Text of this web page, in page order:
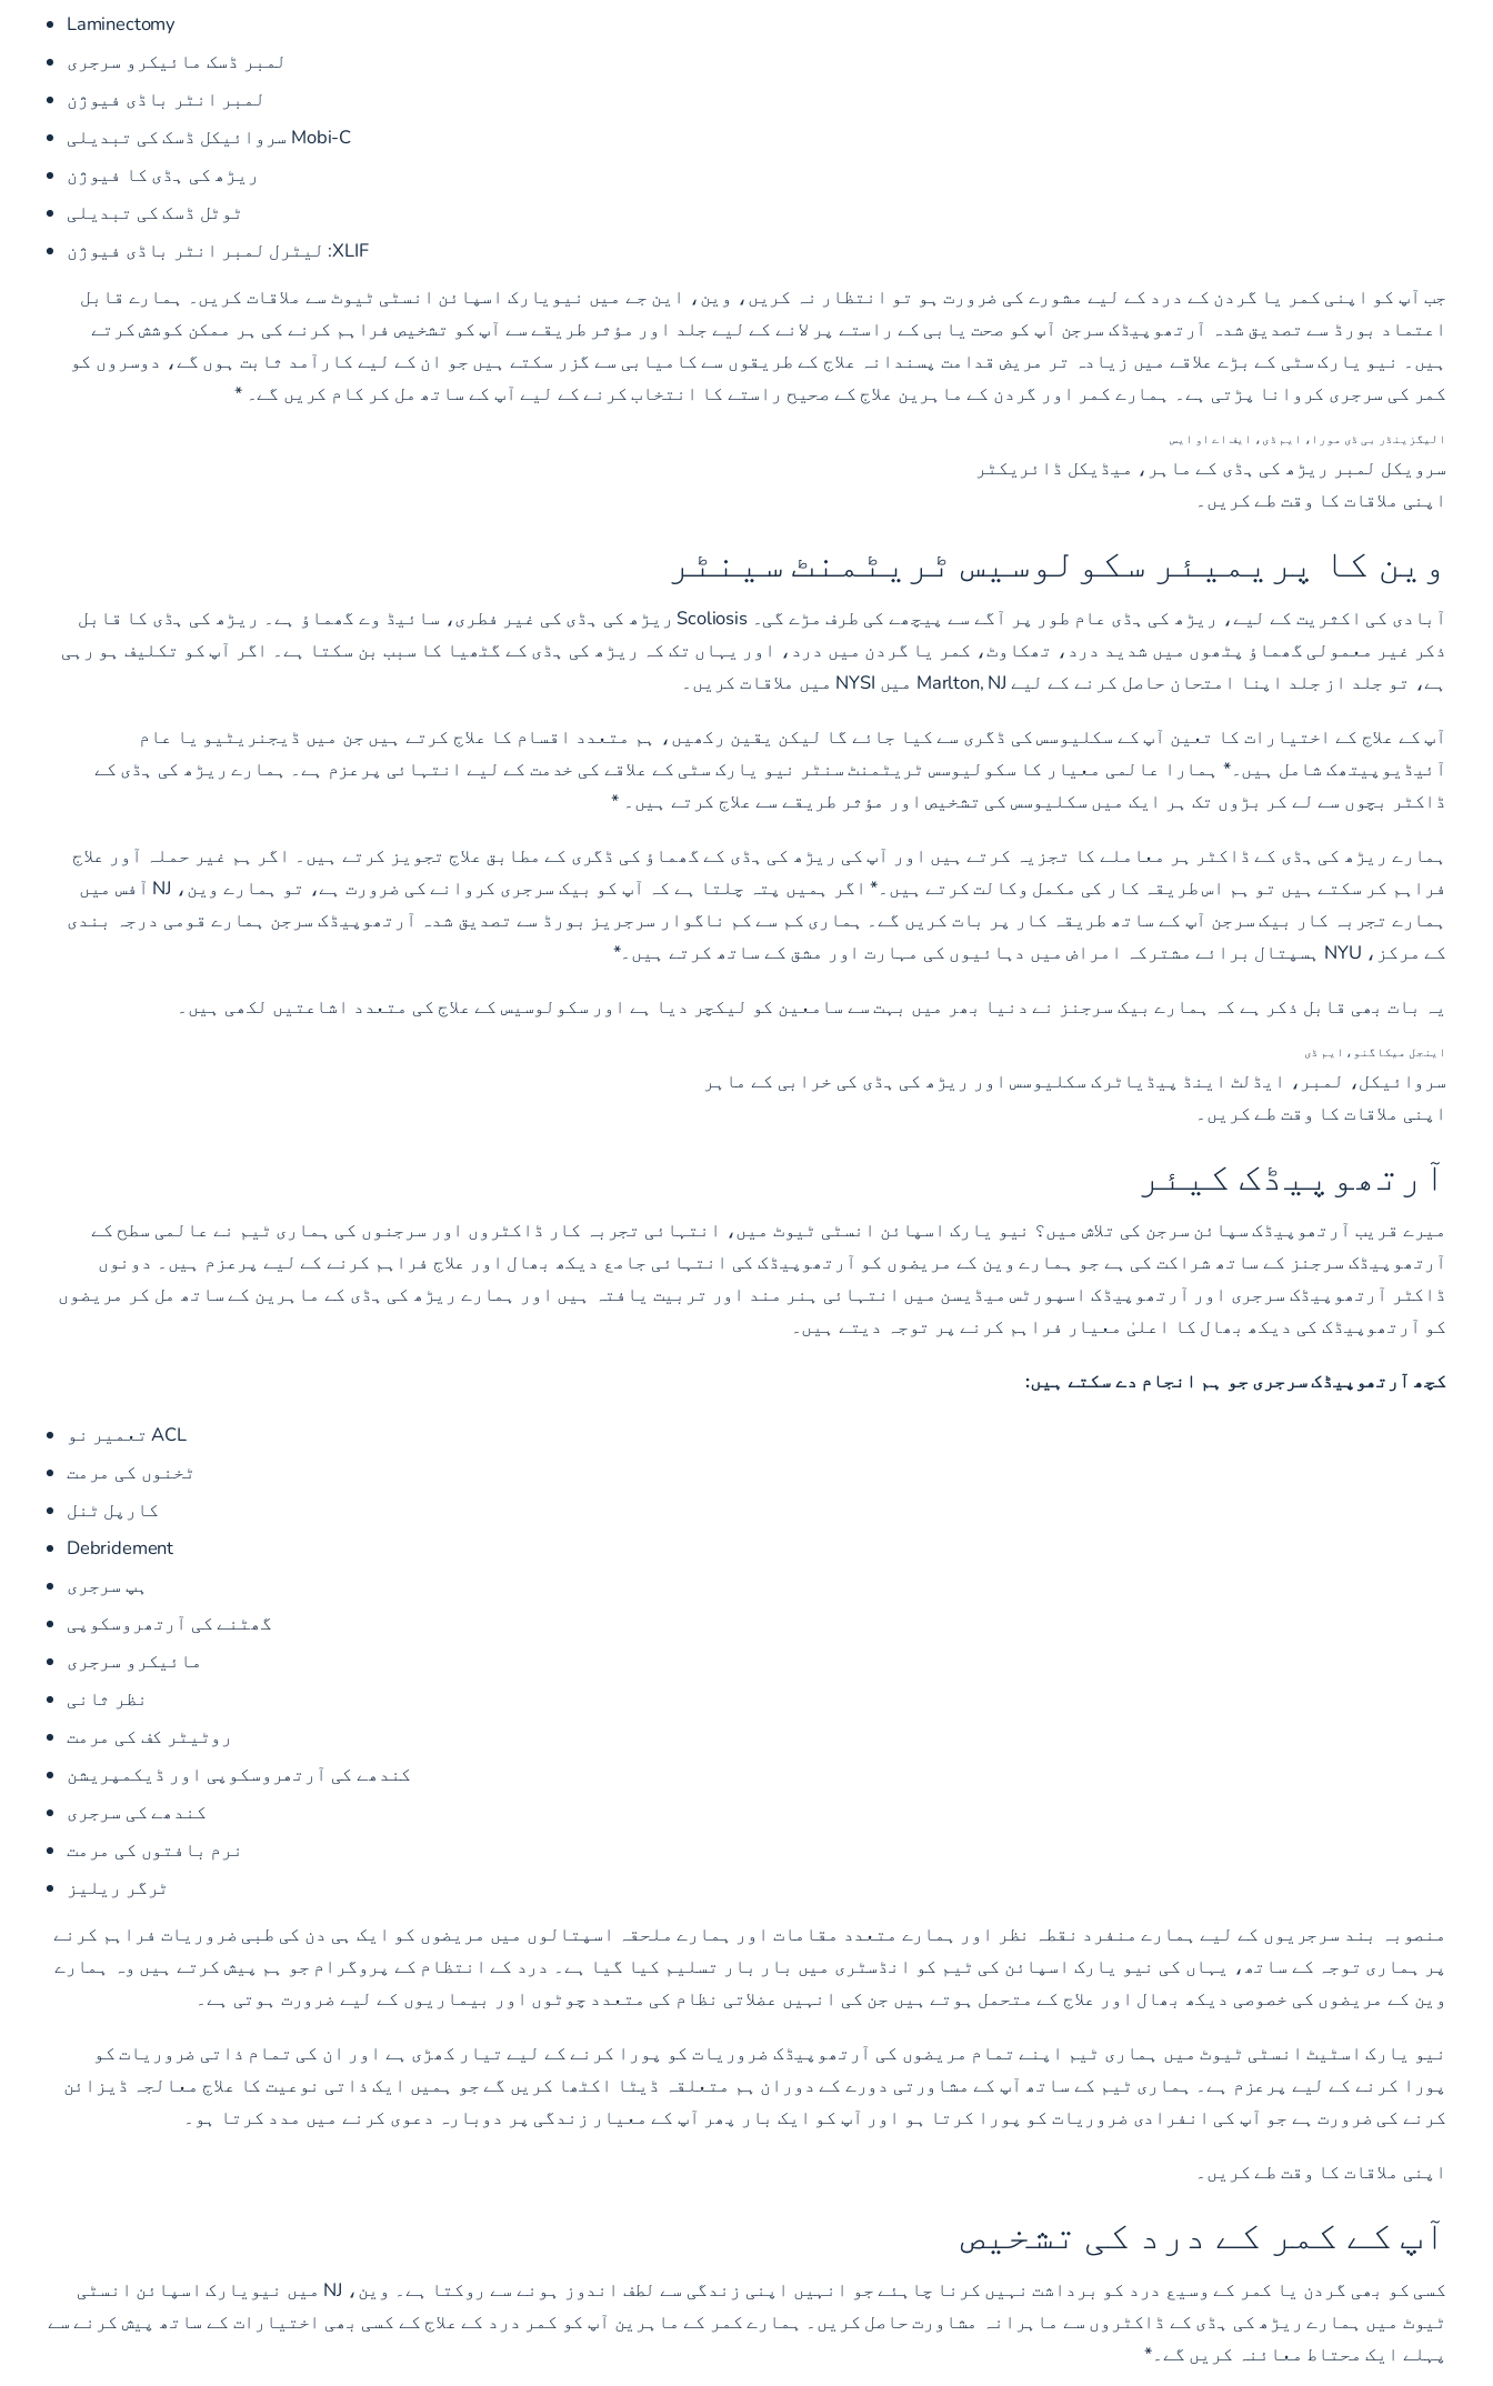
Laminectomy
لمبر ڈسک مائیکرو سرجری
لمبر انٹر باڈی فیوژن
Mobi-C سروائیکل ڈسک کی تبدیلی
ریڑھ کی ہڈی کا فیوژن
ٹوٹل ڈسک کی تبدیلی
XLIF: لیٹرل لمبر انٹر باڈی فیوژن
جب آپ کو اپنی کمر یا گردن کے درد کے لیے مشورے کی ضرورت ہو تو انتظار نہ کریں، وین، این جے میں نیویارک اسپائن انسٹی ٹیوٹ سے ملاقات کریں۔ ہمارے قابل
اعتماد بورڈ سے تصدیق شدہ آرتھوپیڈک سرجن آپ کو صحت یابی کے راستے پر لانے کے لیے جلد اور مؤثر طریقے سے آپ کو تشخیص فراہم کرنے کی ہر ممکن کوشش کرتے
ہیں۔ نیو یارک سٹی کے بڑے علاقے میں زیادہ تر مریض قدامت پسندانہ علاج کے طریقوں سے کامیابی سے گزر سکتے ہیں جو ان کے لیے کارآمد ثابت ہوں گے، دوسروں کو
کمر کی سرجری کروانا پڑتی ہے۔ ہمارے کمر اور گردن کے ماہرین علاج کے صحیح راستے کا انتخاب کرنے کے لیے آپ کے ساتھ مل کر کام کریں گے۔ *
الیگزینڈر بی ڈی مورا، ایم ڈی، ایف اے او ایس
سرویکل لمبر ریڑھ کی ہڈی کے ماہر، میڈیکل ڈائریکٹر
اپنی ملاقات کا وقت طے کریں۔
وین کا پریمیئر سکولوسیس ٹریٹمنٹ سینٹر
آبادی کی اکثریت کے لیے، ریڑھ کی ہڈی عام طور پر آگے سے پیچھے کی طرف مڑے گی۔ Scoliosis ریڑھ کی ہڈی کی غیر فطری، سائیڈ وے گھماؤ ہے۔ ریڑھ کی ہڈی کا قابل
ذکر غیر معمولی گھماؤ پٹھوں میں شدید درد، تھکاوٹ، کمر یا گردن میں درد، اور یہاں تک کہ ریڑھ کی ہڈی کے گٹھیا کا سبب بن سکتا ہے۔ اگر آپ کو تکلیف ہو رہی
ہے، تو جلد از جلد اپنا امتحان حاصل کرنے کے لیے Marlton, NJ میں NYSI میں ملاقات کریں۔
آپ کے علاج کے اختیارات کا تعین آپ کے سکلیوسس کی ڈگری سے کیا جائے گا لیکن یقین رکھیں، ہم متعدد اقسام کا علاج کرتے ہیں جن میں ڈیجنریٹیو یا عام
آئیڈیوپیتھک شامل ہیں۔* ہمارا عالمی معیار کا سکولیوسس ٹریٹمنٹ سنٹر
نیو یارک سٹی کے علاقے کی خدمت کے لیے انتہائی پرعزم ہے۔ ہمارے ریڑھ کی ہڈی کے
ڈاکٹر بچوں سے لے کر بڑوں تک ہر ایک میں سکلیوسس کی تشخیص اور مؤثر طریقے سے علاج کرتے ہیں۔ *
ہمارے ریڑھ کی ہڈی کے ڈاکٹر ہر معاملے کا تجزیہ کرتے ہیں اور آپ کی ریڑھ کی ہڈی کے گھماؤ کی ڈگری کے مطابق علاج تجویز کرتے ہیں۔ اگر ہم غیر حملہ آور علاج
فراہم کر سکتے ہیں تو ہم اس طریقہ کار کی مکمل وکالت کرتے ہیں۔* اگر ہمیں پتہ چلتا ہے کہ آپ کو بیک سرجری کروانے کی ضرورت ہے، تو ہمارے وین، NJ آفس میں
ہمارے تجربہ کار بیک سرجن آپ کے ساتھ طریقہ کار پر بات کریں گے۔ ہماری کم سے کم ناگوار سرجریز بورڈ سے تصدیق شدہ آرتھوپیڈک سرجن ہمارے قومی درجہ بندی
کے مرکز، NYU ہسپتال برائے مشترکہ امراض میں دہائیوں کی مہارت اور مشق کے ساتھ کرتے ہیں۔*
یہ بات بھی قابل ذکر ہے کہ ہمارے بیک سرجنز نے دنیا بھر میں بہت سے سامعین کو لیکچر دیا ہے اور سکولوسیس کے علاج کی متعدد اشاعتیں لکھی ہیں۔
اینجل میکاگنو، ایم ڈی
سروائیکل، لمبر، ایڈلٹ اینڈ پیڈیاٹرک سکلیوسس اور ریڑھ کی ہڈی کی خرابی کے ماہر
اپنی ملاقات کا وقت طے کریں۔
آرتھوپیڈک کیئر
میرے قریب آرتھوپیڈک سپائن سرجن کی تلاش میں؟ نیو یارک اسپائن انسٹی ٹیوٹ میں، انتہائی تجربہ کار ڈاکٹروں اور سرجنوں کی ہماری ٹیم نے عالمی سطح کے
آرتھوپیڈک سرجنز کے ساتھ شراکت کی ہے جو ہمارے وین کے مریضوں کو آرتھوپیڈک کی انتہائی جامع دیکھ بھال اور علاج فراہم کرنے کے لیے پرعزم ہیں۔ دونوں
ڈاکٹر آرتھوپیڈک سرجری اور آرتھوپیڈک اسپورٹس میڈیسن میں انتہائی ہنر مند اور تربیت یافتہ ہیں اور ہمارے ریڑھ کی ہڈی کے ماہرین کے ساتھ مل کر مریضوں
کو آرتھوپیڈک کی دیکھ بھال کا اعلیٰ معیار فراہم کرنے پر توجہ دیتے ہیں۔
کچھ آرتھوپیڈک سرجری جو ہم انجام دے سکتے ہیں:
ACL تعمیر نو
ٹخنوں کی مرمت
کارپل ٹنل
Debridement
ہپ سرجری
گھٹنے کی آرتھروسکوپی
مائیکرو سرجری
نظر ثانی
روٹیٹر کف کی مرمت
کندھے کی آرتھروسکوپی اور ڈیکمپریشن
کندھے کی سرجری
نرم بافتوں کی مرمت
ٹرگر ریلیز
منصوبہ بند سرجریوں کے لیے ہمارے منفرد نقطہ نظر اور ہمارے متعدد مقامات اور ہمارے ملحقہ اسپتالوں میں مریضوں کو ایک ہی دن کی طبی ضروریات فراہم کرنے
پر ہماری توجہ کے ساتھ، یہاں کی نیو یارک اسپائن کی ٹیم کو انڈسٹری میں بار بار تسلیم کیا گیا ہے۔ درد کے انتظام کے پروگرام جو ہم پیش کرتے ہیں وہ ہمارے
وین کے مریضوں کی خصوصی دیکھ بھال اور علاج کے متحمل ہوتے ہیں جن کی انہیں عضلاتی نظام کی متعدد چوٹوں اور بیماریوں کے لیے ضرورت ہوتی ہے۔
نیو یارک اسٹیٹ انسٹی ٹیوٹ میں ہماری ٹیم اپنے تمام مریضوں کی آرتھوپیڈک ضروریات کو پورا کرنے کے لیے تیار کھڑی ہے اور ان کی تمام ذاتی ضروریات کو
پورا کرنے کے لیے پرعزم ہے۔ ہماری ٹیم کے ساتھ آپ کے مشاورتی دورے کے دوران ہم متعلقہ ڈیٹا اکٹھا کریں گے جو ہمیں ایک ذاتی نوعیت کا علاج معالجہ ڈیزائن
کرنے کی ضرورت ہے جو آپ کی انفرادی ضروریات کو پورا کرتا ہو اور آپ کو ایک بار پھر آپ کے معیار زندگی پر دوبارہ دعوی کرنے میں مدد کرتا ہو۔
اپنی ملاقات کا وقت طے کریں۔
آپ کے کمر کے درد کی تشخیص
کسی کو بھی گردن یا کمر کے وسیع درد کو برداشت نہیں کرنا چاہئے جو انہیں اپنی زندگی سے لطف اندوز ہونے سے روکتا ہے۔ وین، NJ میں نیویارک اسپائن انسٹی
ٹیوٹ میں ہمارے ریڑھ کی ہڈی کے ڈاکٹروں سے ماہرانہ مشاورت حاصل کریں۔ ہمارے کمر کے ماہرین آپ کو کمر درد کے علاج کے کسی بھی اختیارات کے ساتھ پیش کرنے سے
پہلے ایک محتاط معائنہ کریں گے۔*